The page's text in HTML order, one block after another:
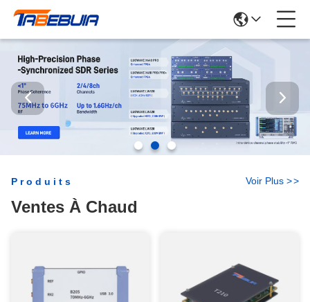
Produits
Ventes À Chaud
Voir Plus >>